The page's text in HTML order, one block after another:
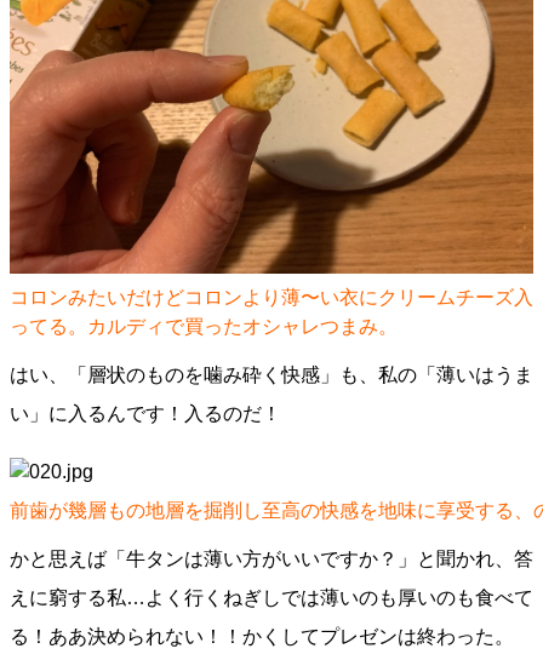
コロンみたいだけどコロンより薄〜い衣にクリームチーズ入
ってる。カルディで買ったオシャレつまみ。
はい、「層状のものを噛み砕く快感」も、私の「薄いはうま
い」に入るんです！入るのだ！
前歯が幾層もの地層を掘削し至高の快感を地味に享受する、
かと思えば「牛タンは薄い方がいいですか？」と聞かれ、答
えに窮する私…よく行くねぎしでは薄いのも厚いのも食べて
る！ああ決められない！！かくしてプレゼンは終わった。